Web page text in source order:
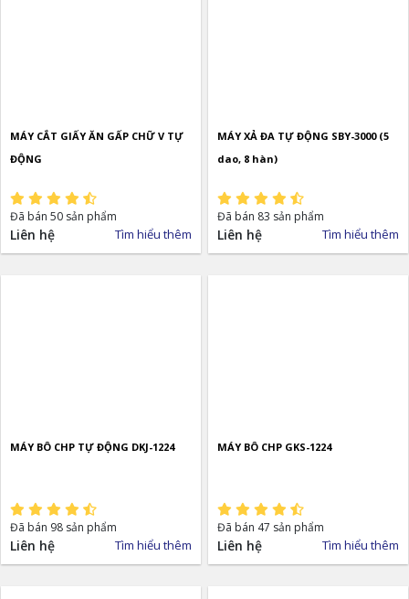
MÁY CẮT GIẤY ĂN GẤP CHỮ V TỰ
ĐỘNG
Đã bán 50 sản phẩm
Liên hệ Tìm hiểu thêm
MÁY XẢ ĐA TỰ ĐỘNG SBY-3000 (5
dao, 8 hàn)
Đã bán 83 sản phẩm
Liên hệ Tìm hiểu thêm
MÁY BÔ CHP TỰ ĐỘNG DKJ-1224
Đã bán 98 sản phẩm
Liên hệ Tìm hiểu thêm
MÁY BÔ CHP GKS-1224
Đã bán 47 sản phẩm
Liên hệ Tìm hiểu thêm